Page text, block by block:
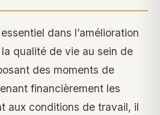
dans l’amélioration
qualité de vie au sein de
des moments de
financièrement les
aux conditions de travail, il